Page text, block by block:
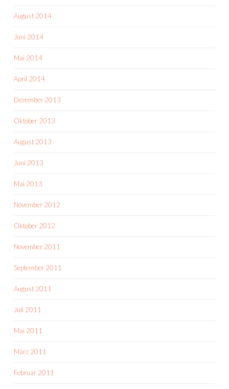
August 2014
Juni 2014
Mai 2014
April 2014
Dezember 2013
Oktober 2013
August 2013
Juni 2013
Mai 2013
November 2012
Oktober 2012
November 2011
September 2011
August 2011
Juli 2011
Mai 2011
März 2011
Februar 2011